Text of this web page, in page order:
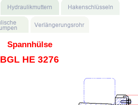
Spannhülse
BGL HE 3276